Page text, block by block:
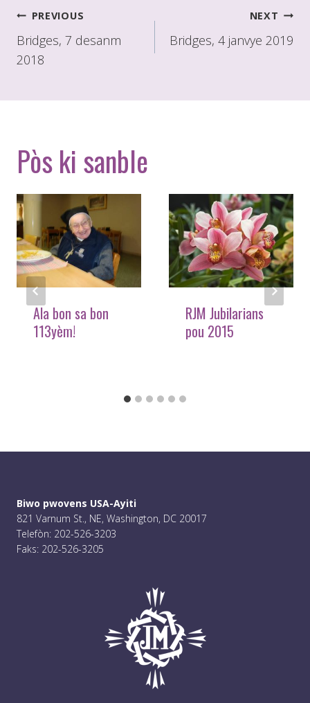
Poste
navigasyon
PREVIOUS
Bridges, 7 desanm
2018
NEXT
Bridges, 4 janvye 2019
Pòs ki sanble
Ala bon sa bon
113yèm!
RJM Jubilarians
pou 2015
Biwo pwovens USA-Ayiti
821 Varnum St., NE, Washington, DC 20017
Telefòn: 202-526-3203
Faks: 202-526-3205